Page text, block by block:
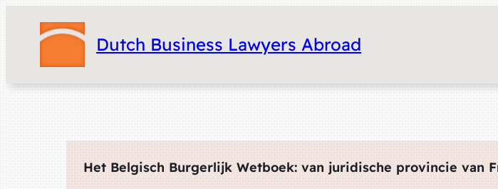
Dutch Business Lawyers Abroad
Het Belgisch Burgerlijk Wetboek: van juridische provincie van